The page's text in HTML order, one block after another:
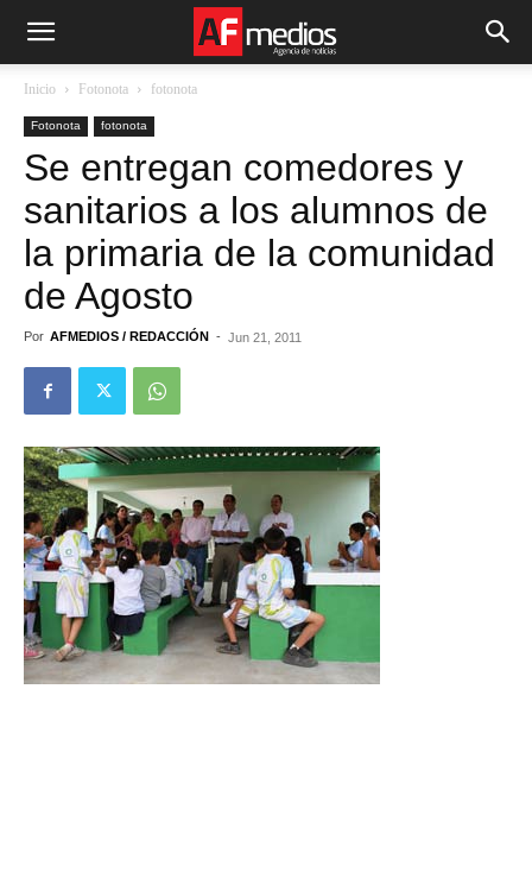
Inicio Fotonota fotonota
Fotonota fotonota
Se entregan comedores y
sanitarios a los alumnos de
la primaria de la comunidad
de Agosto
Por AFMEDIOS / REDACCIÓN - Jun 21, 2011